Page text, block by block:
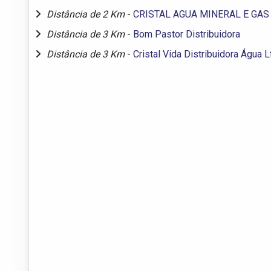
Distância de 2 Km - CRISTAL AGUA MINERAL E GAS
Distância de 3 Km - Bom Pastor Distribuidora
Distância de 3 Km - Cristal Vida Distribuidora Água